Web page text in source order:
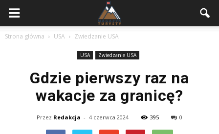
Strona główna USA Zwiedzanie USA
USA Zwiedzanie USA
Gdzie pierwszy raz na
wakacje za granicę?
Przez Redakcja - 4 czerwca 2024 395 0